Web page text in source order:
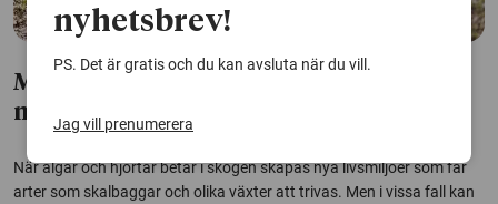
Måttligt bete i skogen kan öka biologisk
mångfald
När älgar och hjortar betar i skogen skapas nya livsmiljöer som får
arter som skalbaggar och olika växter att trivas. Men i vissa fall kan
nyhetsbrev!
PS. Det är gratis och du kan avsluta när du vill.
Jag vill prenumerera